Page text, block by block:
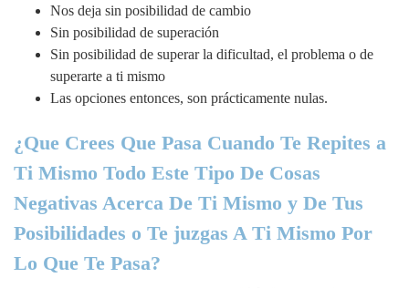
Nos deja sin posibilidad de cambio
Sin posibilidad de superación
Sin posibilidad de superar la dificultad, el problema o de
superarte a ti mismo
Las opciones entonces, son prácticamente nulas.
¿Que Crees Que Pasa Cuando Te Repites a
Ti Mismo Todo Este Tipo De Cosas
Negativas Acerca De Ti Mismo y De Tus
Posibilidades o Te juzgas A Ti Mismo Por
Lo Que Te Pasa?